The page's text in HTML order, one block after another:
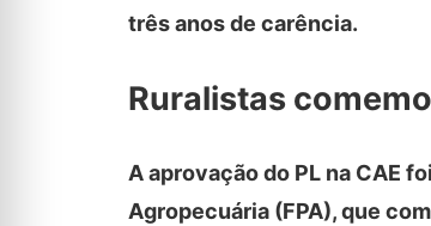
três anos de carência.
Ruralistas
A aprovação do PL na CAE
Agropecuária (FPA), que